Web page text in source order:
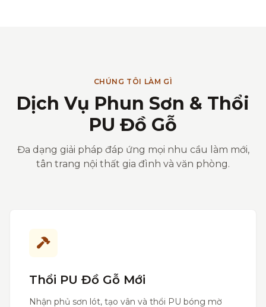
CHÚNG TÔI LÀM GÌ
Dịch Vụ Phun Sơn & Thổi
PU Đồ Gỗ
Đa dạng giải pháp đáp ứng mọi nhu cầu làm mới,
tân trang nội thất gia đình và văn phòng.
Thổi PU Đồ Gỗ Mới
Nhận phủ sơn lót, tạo vân và thổi PU bóng mờ